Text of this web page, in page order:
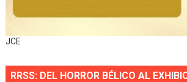
JCE
RRSS: DEL HORROR BÉLICO AL